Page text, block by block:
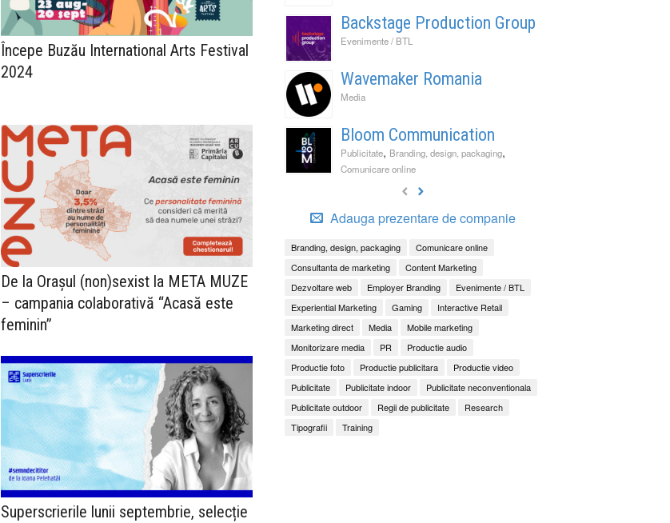
Începe Buzău International Arts Festival
2024
De la Orașul (non)sexist la META MUZE
– campania colaborativă “Acasă este
feminin”
Superscrierile lunii septembrie, selecție
Backstage Production Group
Evenimente / BTL
Wavemaker Romania
Media
Bloom Communication
Publicitate, Branding, design, packaging,
Comunicare online
Adauga prezentare de companie
Branding, design, packaging
Comunicare online
Consultanta de marketing
Content Marketing
Dezvoltare web
Employer Branding
Evenimente / BTL
Experiential Marketing
Gaming
Interactive Retail
Marketing direct
Media
Mobile marketing
Monitorizare media
PR
Productie audio
Productie foto
Productie publicitara
Productie video
Publicitate
Publicitate indoor
Publicitate neconventionala
Publicitate outdoor
Regii de publicitate
Research
Tipografii
Training